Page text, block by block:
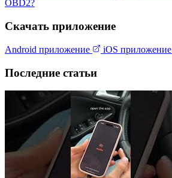
OBD2?
Скачать приложение
Android приложение iOS приложение
Последние статьи